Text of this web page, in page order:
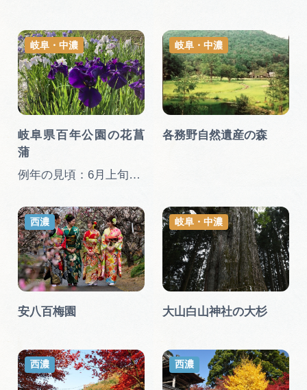
岐阜県百年公園の花菖
蒲
岐阜・中濃
例年の見頃：6月上旬から6月中…
各務野自然遺産の森
岐阜・中濃
安八百梅園
西濃
大山白山神社の大杉
岐阜・中濃
西濃 西濃